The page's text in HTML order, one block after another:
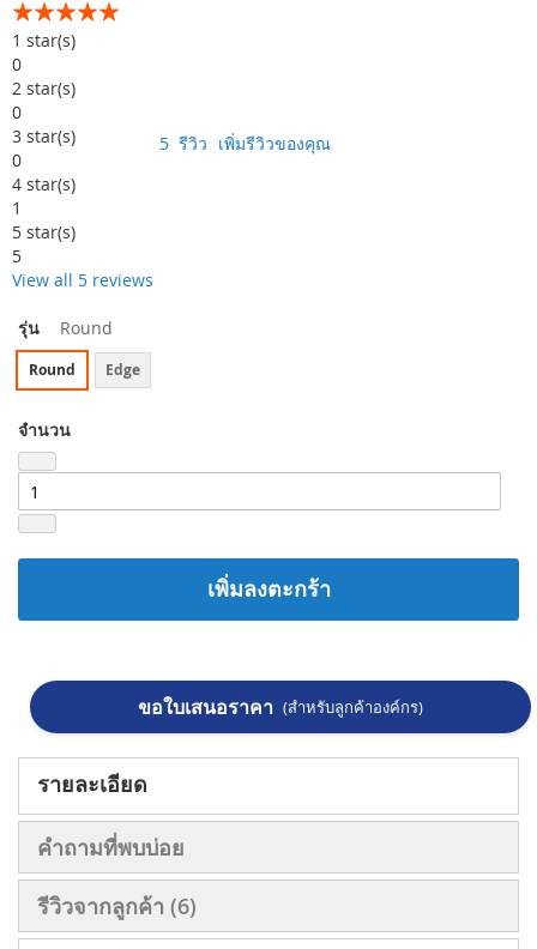
อันดับ:
96% of100
1 star(s)
0
2 star(s)
0
3 star(s)
0
4 star(s)
1
5 star(s)
5
View all 5 reviews
5 รีวิว เพิ่มรีวิวของคุณ
รุ่น Round
Round Edge
จำนวน
เพิ่มลงตะกร้า
ขอใบเสนอราคา (สำหรับลูกค้าองค์กร)
รายละเอียด
คำถามที่พบบ่อย
รีวิวจากลูกค้า 6